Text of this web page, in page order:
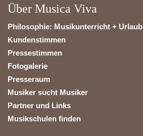
Über Musica Viva
Philosophie: Musikunterricht + Urlaub
Kundenstimmen
Pressestimmen
Fotogalerie
Presseraum
Musiker sucht Musiker
Partner und Links
Musikschulen finden